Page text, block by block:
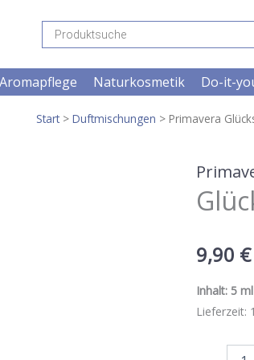
Products
search
Aromapflege Naturkosmetik Do-it-
Start> Duftmischungen > Primavera
9,90 €
Inhalt: 5 ml
Lieferzeit: